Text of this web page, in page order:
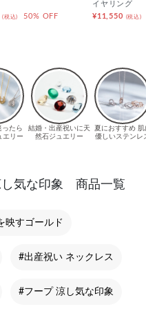
(税込) 50% OFF
イヤリング
¥11,550 (税込)
し気な印象 商品一覧
映すゴールド
#出産祝い ネックレス
#フープ 涼し気な印象